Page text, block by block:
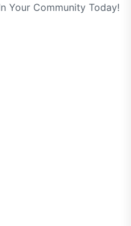
Your Community Today!